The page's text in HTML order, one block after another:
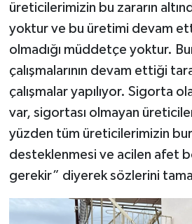
üreticilerimizin bu zararın
yoktur ve bu üretimi devam
olmadığı müddetçe yoktur.
çalışmalarının devam ettiği
çalışmalar yapılıyor. Sigorta
var, sigortası olmayan
yüzden tüm üreticilerimizin
desteklenmesi ve acilen afet
gerekir” diyerek sözlerini